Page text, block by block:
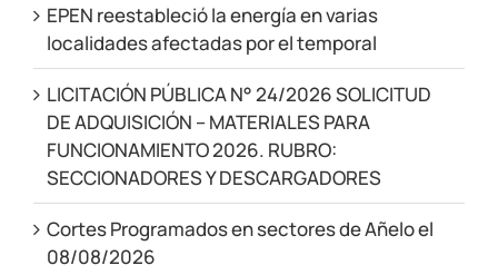
EPEN reestableció la energía en varias
localidades afectadas por el temporal
LICITACIÓN PÚBLICA N° 24/2026 SOLICITUD
DE ADQUISICIÓN – MATERIALES PARA
FUNCIONAMIENTO 2026. RUBRO:
SECCIONADORES Y DESCARGADORES
Cortes Programados en sectores de Añelo el
08/08/2026